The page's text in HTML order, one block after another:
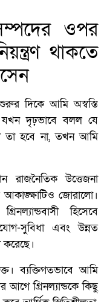
ওপর
থাকতে
শুরুর দিকে আমি অস্বস্তি
যখন দৃঢ়ভাবে বলল যে
তা হবে না, তখন আমি
রাজনৈতিক উত্তেজনা
জোরালো।
হিসেবে
সুবিধা এবং উন্নত
ব্যক্তিগতভাবে আমি
আগে গ্রিনল্যান্ডকে কিছু